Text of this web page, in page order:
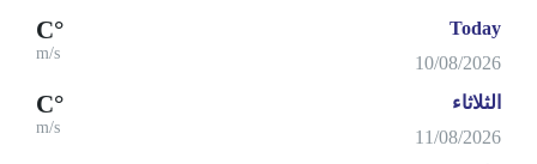
Today
10/08/2026
°C
m/s
الثلاثاء
11/08/2026
°C
m/s